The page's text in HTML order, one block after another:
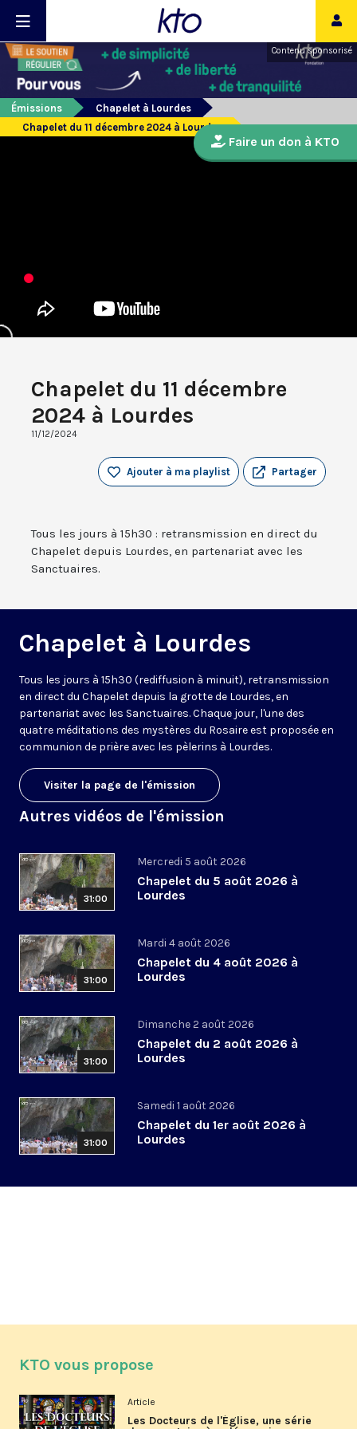
Contenu sponsorisé
Émissions
Chapelet à Lourdes
Chapelet du 11 décembre 2024 à Lourdes
Chapelet du 11 décembre
2024 à Lourdes
11/12/2024
Partager
Ajouter à ma playlist
Tous les jours à 15h30 : retransmission en direct du
Chapelet depuis Lourdes, en partenariat avec les
Sanctuaires.
Chapelet à Lourdes
Tous les jours à 15h30 (rediffusion à minuit), retransmission
en direct du Chapelet depuis la grotte de Lourdes, en
partenariat avec les Sanctuaires. Chaque jour, l'une des
quatre méditations des mystères du Rosaire est proposée en
communion de prière avec les pèlerins à Lourdes.
Visiter la page de l'émission
Autres vidéos de l'émission
31:00
Mercredi 5 août 2026
Chapelet du 5 août 2026 à
Lourdes
31:00
Mardi 4 août 2026
Chapelet du 4 août 2026 à
Lourdes
31:00
Dimanche 2 août 2026
Chapelet du 2 août 2026 à
Lourdes
31:00
Samedi 1 août 2026
Chapelet du 1er août 2026 à
Lourdes
Faire un don à KTO
KTO vous propose
Article
Les Docteurs de l'Église, une série